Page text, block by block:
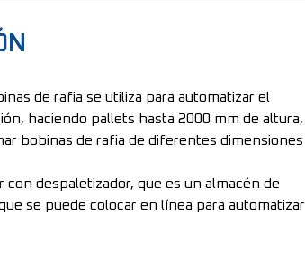
de rafia se utiliza para automatizar el
haciendo pallets hasta 2000 mm de altura,
bobinas de rafia de diferentes dimensiones
con despaletizador, que es un almacén de
se puede colocar en línea para automatizar